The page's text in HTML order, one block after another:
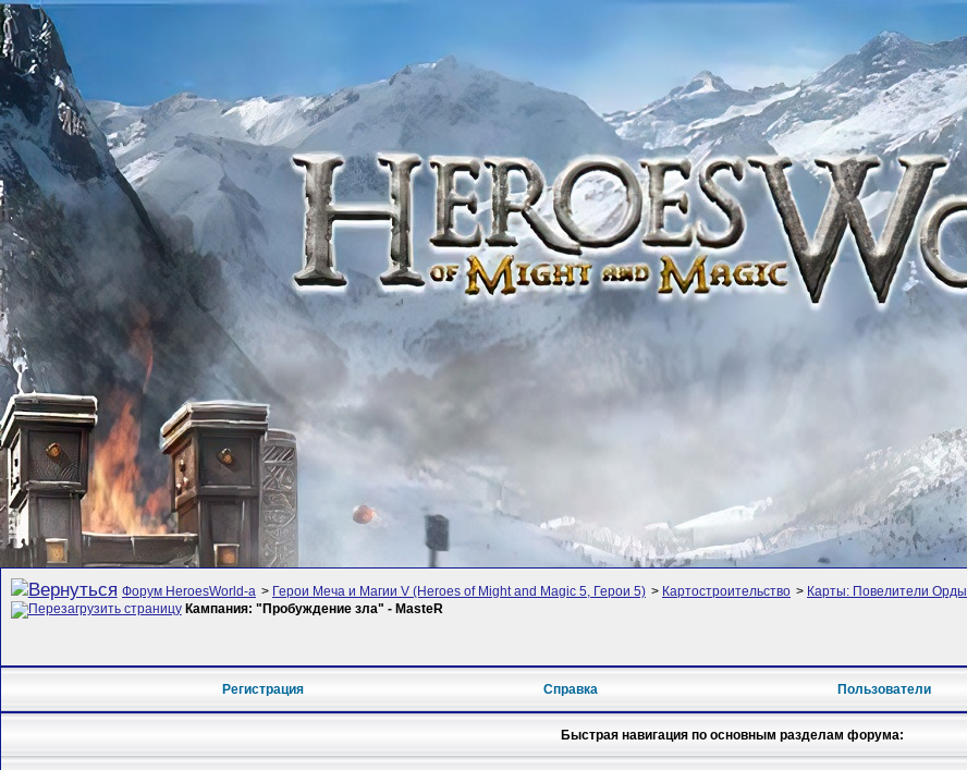
Форум HeroesWorld-а > Герои Меча и Магии V (Heroes of Might and Magic 5, Герои 5) > Картостроительство > Карты: Повелители Орды
Кампания: "Пробуждение зла" - MasteR
Регистрация Справка Пользователи
Быстрая навигация по основным разделам форума: